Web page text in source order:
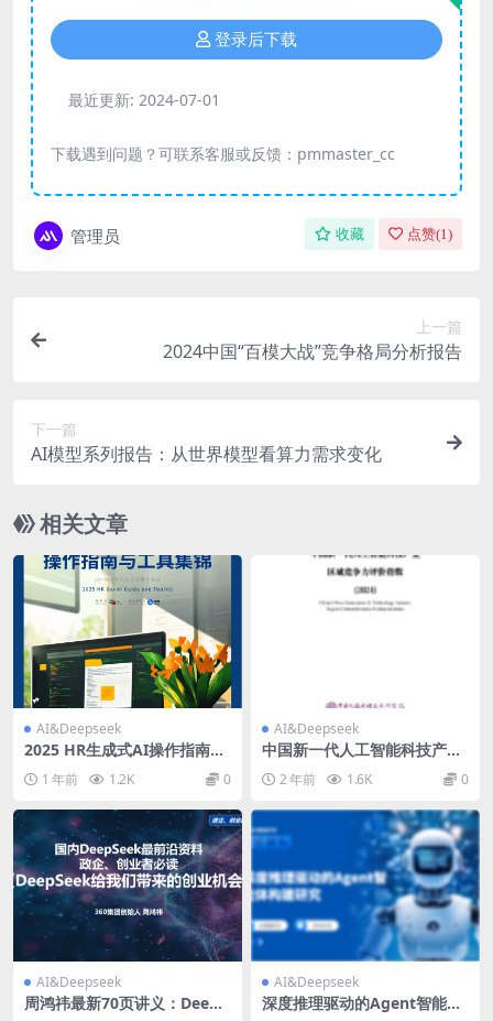
登录后下载
最近更新: 2024-07-01
下载遇到问题？可联系客服或反馈：pmmaster_cc
管理员 收藏 点赞(1)
上一篇
2024中国“百模大战”竞争格局分析报告
下一篇
AI模型系列报告：从世界模型看算力需求变化
相关文章
AI&Deepseek
2025 HR生成式AI操作指南与
1 年前 1.2K 0
AI&Deepseek
中国新一代人工智能科技产业
2 年前 1.6K 0
AI&Deepseek
周鸿祎最新70页讲义：DeepS
AI&Deepseek
深度推理驱动的Agent智能体